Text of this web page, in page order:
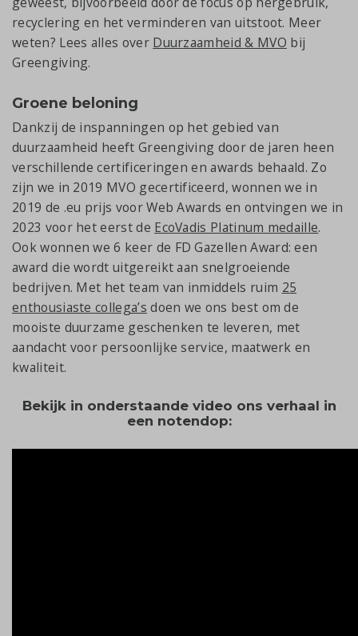
recyclering en het verminderen van uitstoot. Meer
weten? Lees alles over Duurzaamheid & MVO bij
Greengiving.
Groene beloning
Dankzij de inspanningen op het gebied van
duurzaamheid heeft Greengiving door de jaren heen
verschillende certificeringen en awards behaald. Zo
zijn we in 2019 MVO gecertificeerd, wonnen we in
2019 de .eu prijs voor Web Awards en ontvingen we in
2023 voor het eerst de EcoVadis Platinum medaille.
Ook wonnen we 6 keer de FD Gazellen Award: een
award die wordt uitgereikt aan snelgroeiende
bedrijven. Met het team van inmiddels ruim 25
enthousiaste collega’s doen we ons best om de
mooiste duurzame geschenken te leveren, met
aandacht voor persoonlijke service, maatwerk en
kwaliteit.
Bekijk in onderstaande video ons verhaal in
een notendop: